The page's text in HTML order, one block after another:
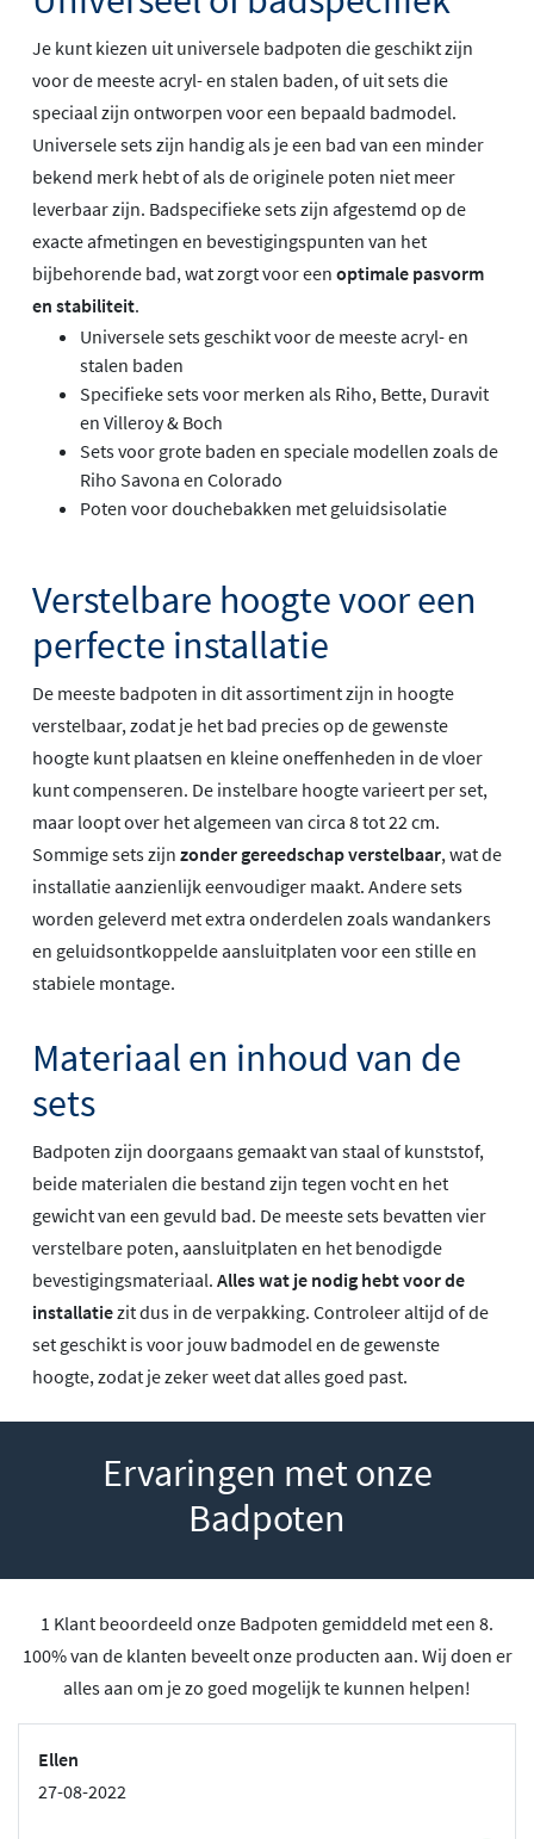
Je kunt kiezen uit universele badpoten die geschikt zijn
voor de meeste acryl- en stalen baden, of uit sets die
speciaal zijn ontworpen voor een bepaald badmodel.
Universele sets zijn handig als je een bad van een minder
bekend merk hebt of als de originele poten niet meer
leverbaar zijn. Badspecifieke sets zijn afgestemd op de
exacte afmetingen en bevestigingspunten van het
bijbehorende bad, wat zorgt voor een optimale pasvorm
en stabiliteit.
Universele sets geschikt voor de meeste acryl- en
stalen baden
Specifieke sets voor merken als Riho, Bette, Duravit
en Villeroy & Boch
Sets voor grote baden en speciale modellen zoals de
Riho Savona en Colorado
Poten voor douchebakken met geluidsisolatie
Verstelbare hoogte voor een
perfecte installatie
De meeste badpoten in dit assortiment zijn in hoogte
verstelbaar, zodat je het bad precies op de gewenste
hoogte kunt plaatsen en kleine oneffenheden in de vloer
kunt compenseren. De instelbare hoogte varieert per set,
maar loopt over het algemeen van circa 8 tot 22 cm.
Sommige sets zijn zonder gereedschap verstelbaar, wat de
installatie aanzienlijk eenvoudiger maakt. Andere sets
worden geleverd met extra onderdelen zoals wandankers
en geluidsontkoppelde aansluitplaten voor een stille en
stabiele montage.
Materiaal en inhoud van de
sets
Badpoten zijn doorgaans gemaakt van staal of kunststof,
beide materialen die bestand zijn tegen vocht en het
gewicht van een gevuld bad. De meeste sets bevatten vier
verstelbare poten, aansluitplaten en het benodigde
bevestigingsmateriaal. Alles wat je nodig hebt voor de
installatiezit dus in de verpakking. Controleer altijd of de
set geschikt is voor jouw badmodel en de gewenste
hoogte, zodat je zeker weet dat alles goed past.
Ervaringen met onze
Badpoten
1 Klant beoordeeld onze Badpoten gemiddeld met een 8.
100% van de klanten beveelt onze producten aan. Wij doen er
alles aan om je zo goed mogelijk te kunnen helpen!
Ellen
27-08-2022